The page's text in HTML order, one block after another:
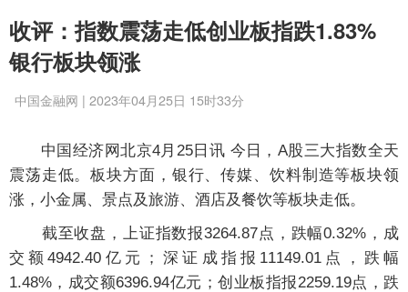
收评：指数震荡走低创业板指跌1.83%
银行板块领涨
中国金融网 | 2023年04月25日 15时33分
中国经济网北京4月25日讯 今日，A股三大指数全天
震荡走低。板块方面，银行、传媒、饮料制造等板块领
涨，小金属、景点及旅游、酒店及餐饮等板块走低。
截至收盘，上证指数报3264.87点，跌幅0.32%，成
交额4942.40亿元；深证成指报11149.01点，跌幅
1.48%，成交额6396.94亿元；创业板指报2259.19点，跌